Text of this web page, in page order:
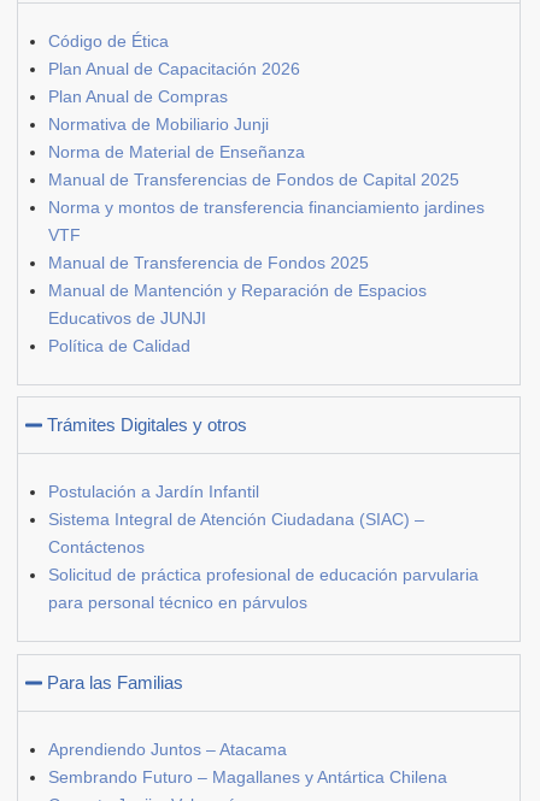
Código de Ética
Plan Anual de Capacitación 2026
Plan Anual de Compras
Normativa de Mobiliario Junji
Norma de Material de Enseñanza
Manual de Transferencias de Fondos de Capital 2025
Norma y montos de transferencia financiamiento jardines
VTF
Manual de Transferencia de Fondos 2025
Manual de Mantención y Reparación de Espacios
Educativos de JUNJI
Política de Calidad
Trámites Digitales y otros
Postulación a Jardín Infantil
Sistema Integral de Atención Ciudadana (SIAC) –
Contáctenos
Solicitud de práctica profesional de educación parvularia
para personal técnico en párvulos
Para las Familias
Aprendiendo Juntos – Atacama
Sembrando Futuro – Magallanes y Antártica Chilena